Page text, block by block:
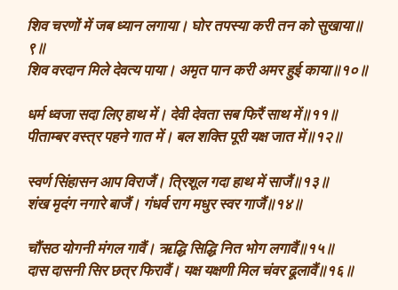
शिव चरणों में जब ध्यान लगाया। घोर तपस्या करी तन को सुखाया॥
९॥
शिव वरदान मिले देवत्य पाया। अमृत पान करी अमर हुई काया॥१०॥
धर्म ध्वजा सदा लिए हाथ में। देवी देवता सब फिरैं साथ में॥११॥
पीताम्बर वस्त्र पहने गात में। बल शक्ति पूरी यक्ष जात में॥१२॥
स्वर्ण सिंहासन आप विराजैं। त्रिशूल गदा हाथ में साजैं॥१३॥
शंख मृदंग नगारे बाजैं। गंधर्व राग मधुर स्वर गाजैं॥१४॥
चौंसठ योगनी मंगल गावैं। ऋद्धि सिद्धि नित भोग लगावैं॥१५॥
दास दासनी सिर छत्र फिरावैं। यक्ष यक्षणी मिल चंवर ढूलावैं॥१६॥